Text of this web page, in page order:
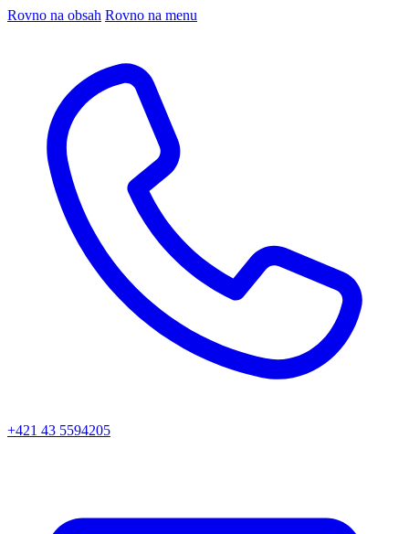
Rovno na obsah Rovno na menu
+421 43 5594205